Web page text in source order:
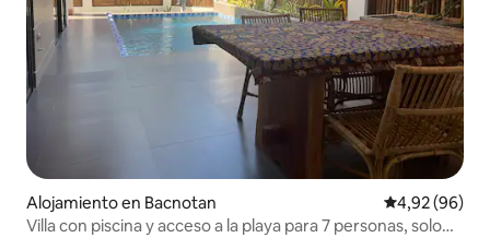
Alojamiento en Bacnotan Calificación
4,92 (96)
Villa con piscina y acceso a la playa para 7 personas, solo